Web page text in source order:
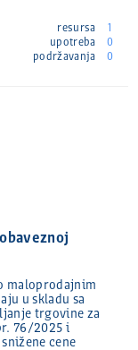
resursa
1
upotreba
0
podržavanja
0
maloprodajnim
u skladu sa
trgovine za
76/2025 i
cene